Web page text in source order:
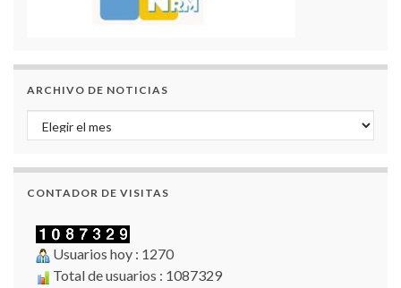
ARCHIVO DE NOTICIAS
Archivo de Noticias
CONTADOR DE VISITAS
Usuarios hoy : 1270
Total de usuarios : 1087329